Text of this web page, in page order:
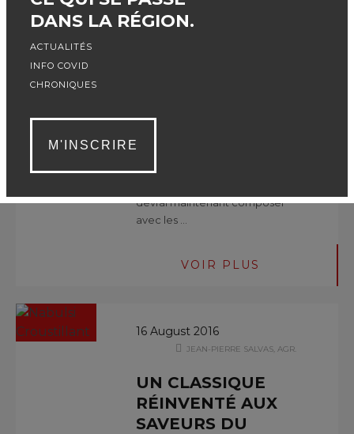
DANS LA RÉGION.
ACTUALITÉS
INFO COVID
CHRONIQUES
M'INSCRIRE
ÉRIC CHAMPIGNY
D'ici deux semaines, ma fille fera
devrai maintenant composer
avec les …
VOIR PLUS
16 August 2016
JEAN-PIERRE SALVAS, AGR.
UN CLASSIQUE
RÉINVENTÉ AUX
SAVEURS DU